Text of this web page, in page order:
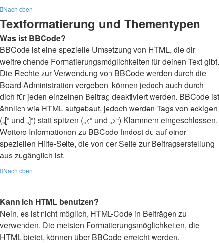
Nach oben
Textformatierung und Thementypen
Was ist BBCode?
BBCode ist eine spezielle Umsetzung von HTML, die dir
weitreichende Formatierungsmöglichkeiten für deinen Text gibt.
Die Rechte zur Verwendung von BBCode werden durch die
Board-Administration vergeben, können jedoch auch durch
dich für jeden einzelnen Beitrag deaktiviert werden. BBCode ist
ähnlich wie HTML aufgebaut, jedoch werden Tags von eckigen
(„[“ und „]“) statt spitzen („<“ und „>“) Klammern eingeschlossen.
Weitere Informationen zu BBCode findest du auf einer
speziellen Hilfe-Seite, die von der Seite zur Beitragserstellung
aus zugänglich ist.
Nach oben
Kann ich HTML benutzen?
Nein, es ist nicht möglich, HTML-Code in Beiträgen zu
verwenden. Die meisten Formatierungsmöglichkeiten, die
HTML bietet, können über BBCode erreicht werden.